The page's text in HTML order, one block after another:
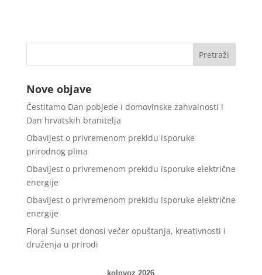
Nove objave
Čestitamo Dan pobjede i domovinske zahvalnosti i
Dan hrvatskih branitelja
Obavijest o privremenom prekidu isporuke
prirodnog plina
Obavijest o privremenom prekidu isporuke električne
energije
Obavijest o privremenom prekidu isporuke električne
energije
Floral Sunset donosi večer opuštanja, kreativnosti i
druženja u prirodi
kolovoz 2026